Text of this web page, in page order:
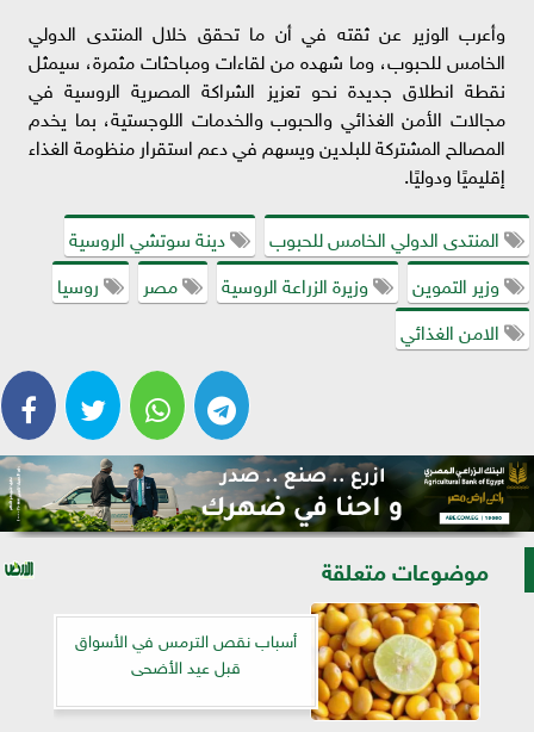
وأعرب الوزير عن ثقته في أن ما تحقق خلال المنتدى الدولي
الخامس للحبوب، وما شهده من لقاءات ومباحثات مثمرة، سيمثل
نقطة انطلاق جديدة نحو تعزيز الشراكة المصرية الروسية في
مجالات الأمن الغذائي والحبوب والخدمات اللوجستية، بما يخدم
المصالح المشتركة للبلدين ويسهم في دعم استقرار منظومة الغذاء
إقليميًا ودوليًا.
المنتدى الدولي الخامس للحبوب
دينة سوتشي الروسية
وزير التموين
وزيرة الزراعة الروسية مصر
روسيا
الامن الغذائي
موضوعات متعلقة
أسباب نقص الترمس في الأسواق
قبل عيد الأضحى